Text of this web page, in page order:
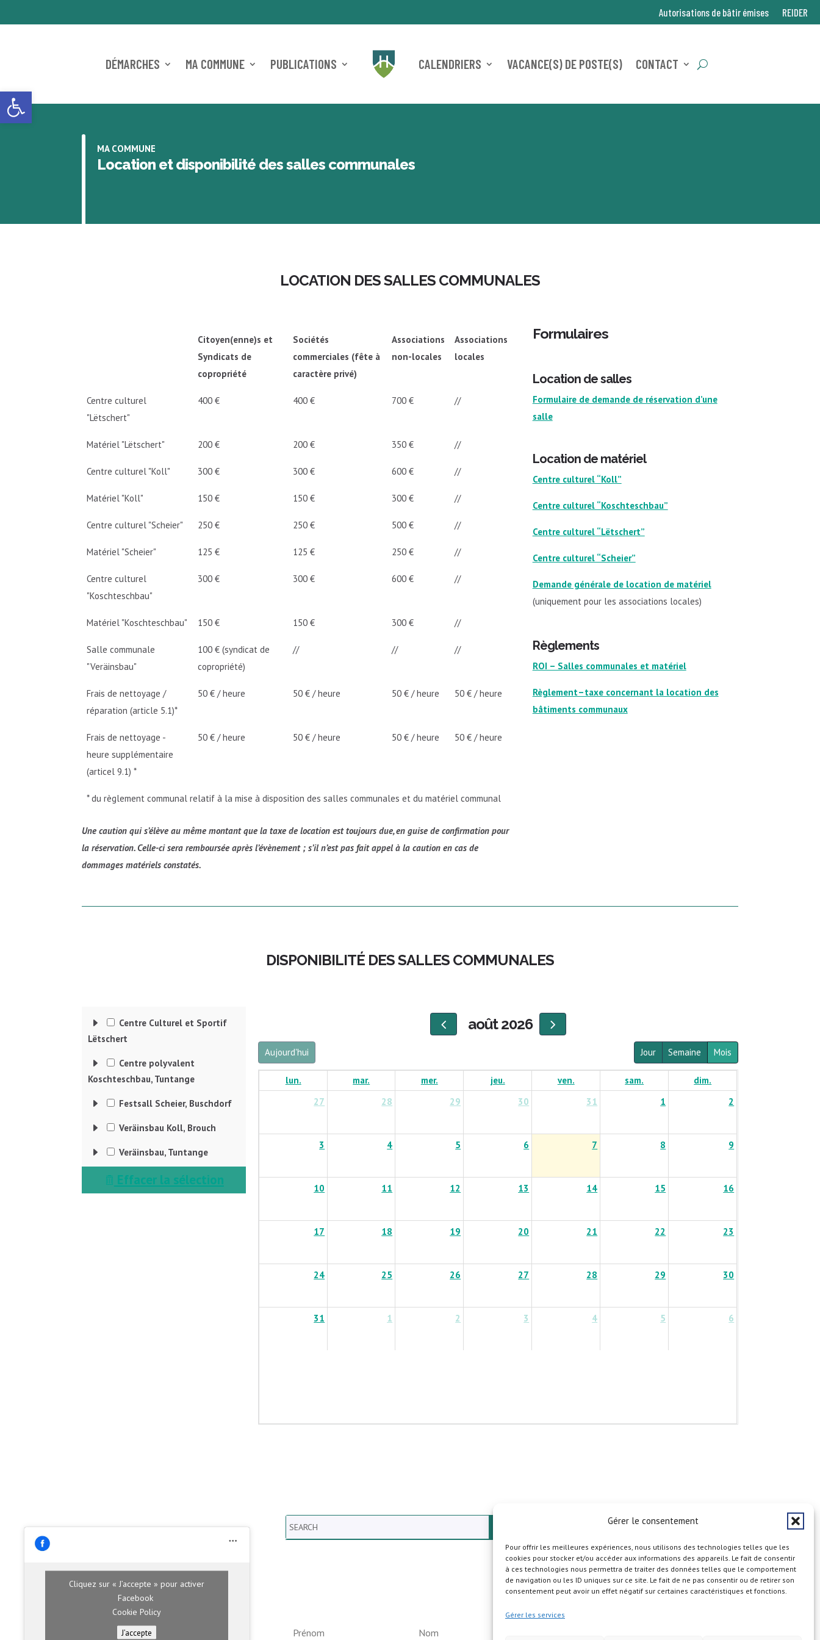
Ouvrir la barre d’outils
Gérer le consentement
Pour offrir les meilleures expériences, nous utilisons des technologies telles que les
cookies pour stocker et/ou accéder aux informations des appareils. Le fait de consentir
à ces technologies nous permettra de traiter des données telles que le comportement
de navigation ou les ID uniques sur ce site. Le fait de ne pas consentir ou de retirer son
consentement peut avoir un effet négatif sur certaines caractéristiques et fonctions.
Gérer les services
Autorisations de bâtir émises REIDER
DÉMARCHES MA COMMUNE PUBLICATIONS CALENDRIERS VACANCE(S) DE POSTE(S) CONTACT
MA COMMUNE
Location et disponibilité des salles communales
LOCATION DES SALLES COMMUNALES
Citoyen(enne)s et
Syndicats de
copropriété
Sociétés
commerciales (fête à
caractère privé)
Associations
non-locales
Associations
locales
Centre culturel
"Lëtschert"
400 € 400 € 700 € //
Matériel "Lëtschert" 200 € 200 € 350 € //
Centre culturel "Koll" 300 € 300 € 600 € //
Matériel "Koll" 150 € 150 € 300 € //
Centre culturel "Scheier" 250 € 250 € 500 € //
Matériel "Scheier" 125 € 125 € 250 € //
Centre culturel
"Koschteschbau"
300 € 300 € 600 € //
Matériel "Koschteschbau" 150 € 150 € 300 € //
Salle communale
"Veräinsbau"
100 € (syndicat de
copropriété)
// // //
Frais de nettoyage /
réparation (article 5.1)*
50 € / heure 50 € / heure 50 € / heure 50 € / heure
Frais de nettoyage -
heure supplémentaire
(articel 9.1) *
50 € / heure 50 € / heure 50 € / heure 50 € / heure
* du règlement communal relatif à la mise à disposition des salles communales et du matériel communal
Une caution qui s’élève au même montant que la taxe de location est toujours due, en guise de confirmation pour
la réservation. Celle-ci sera remboursée après l’évènement ; s’il n’est pas fait appel à la caution en cas de
dommages matériels constatés.
Formulaires
Location de salles
Formulaire de demande de réservation d’une
salle
Location de matériel
Centre culturel “Koll”
Centre culturel “Koschteschbau”
Centre culturel “Lëtschert”
Centre culturel “Scheier”
Demande générale de location de matériel
(uniquement pour les associations locales)
Règlements
ROI – Salles communales et matériel
Règlement–taxe concernant la location des
bâtiments communaux
DISPONIBILITÉ DES SALLES COMMUNALES
E
Centre Culturel et Sportif
Lëtschert
E
Centre polyvalent
Koschteschbau, Tuntange
E Festsall Scheier, Buschdorf
E Veräinsbau Koll, Brouch
E Veräinsbau, Tuntange
 Effacer la sélection
août 2026
Aujourd'hui Jour Semaine Mois
lun. mar. mer. jeu. ven. sam.
dim.
27
28 29 30 31 1 2
3 4 5 6 7 8 9
10 11 12 13 14 15 16
17 18 19 20 21 22 23
24 25 26 27 28 29 30
31 1 2 3 4 5 6
Cliquez sur « J’accepte » pour activer
Facebook
Cookie Policy
J’accepte
Search